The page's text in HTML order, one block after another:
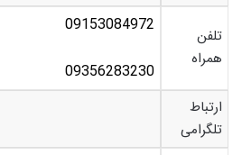
تلفن
همراه
09153084972
09356283230
ارتباط
تلگرامی